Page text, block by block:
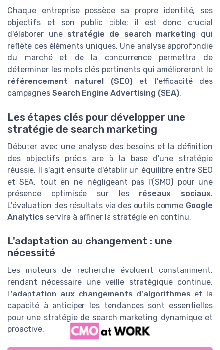
Chaque entreprise possède sa propre identité, ses
objectifs et son public cible; il est donc crucial
d'élaborer une stratégie de search marketing qui
reflète ces éléments uniques. Une analyse approfondie
du marché et de la concurrence permettra de
déterminer les mots clés pertinents qui amélioreront le
référencement naturel (SEO)et l'efficacité des
campagnes Search Engine Advertising (SEA).
Les étapes clés pour développer une
stratégie de search marketing
Débuter avec une analyse des besoins et la définition
des objectifs précis are à la base d'une stratégie
réussie. Il s'agit ensuite d'établir un équilibre entre SEO
et SEA, tout en ne négligeant pas l'(SMO) pour une
présence optimisée sur les réseaux sociaux.
L'évaluation des résultats via des outils comme Google
Analytics servira à affiner la stratégie en continu.
L'adaptation au changement : une
nécessité
Les moteurs de recherche évoluent constamment,
rendant nécessaire une veille stratégique continue.
L'adaptation aux changements d'algorithmes et la
capacité à anticiper les tendances sont essentielles
pour une stratégie de search marketing dynamique et
proactive.